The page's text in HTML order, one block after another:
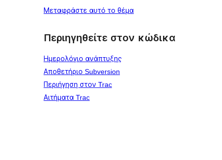
Μεταφράστε αυτό το θέμα
Περιηγηθείτε στον κώδικα
Ημερολόγιο ανάπτυξης
Αποθετήριο Subversion
Περιήγηση στον Trac
Αιτήματα Trac